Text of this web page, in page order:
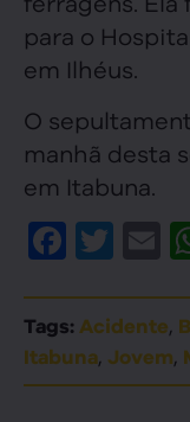
para o
em Ilhéus.
O
manhã desta
em Itabuna.
Tags: Acidente,
Itabuna, Jovem,